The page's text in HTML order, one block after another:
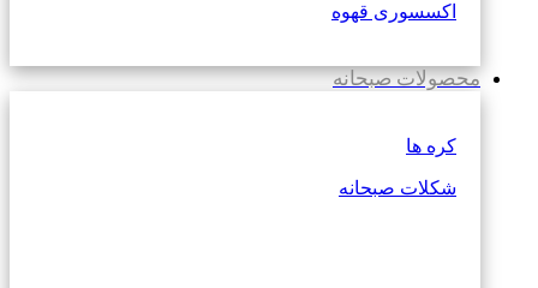
اکسسوری قهوه
محصولات صبحانه
کره ها
شکلات صبحانه